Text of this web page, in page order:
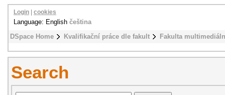
DSpace Home Kvalifikační práce dle fakult Fakulta
Login cookies
Language: English čeština
Search